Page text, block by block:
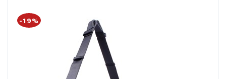
-19%